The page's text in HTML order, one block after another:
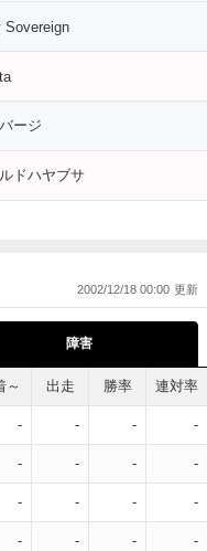
Sovereign
ージ
ドハヤブサ
2002/12/18 00:00
障害
～ 出走 勝率 連対率
- - - -
- - - -
- - - -
- - - -